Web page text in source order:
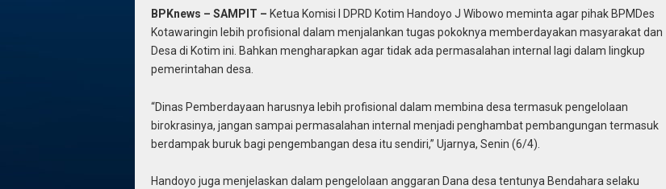
BPKnews – SAMPIT – Ketua Komisi I DPRD Kotim Handoyo J Wibowo meminta agar pihak BPMDes
Kotawaringin lebih profisional dalam menjalankan tugas pokoknya memberdayakan masyarakat dan
Desa di Kotim ini. Bahkan mengharapkan agar tidak ada permasalahan internal lagi dalam lingkup
pemerintahan desa.
“Dinas Pemberdayaan harusnya lebih profisional dalam membina desa termasuk pengelolaan
birokrasinya, jangan sampai permasalahan internal menjadi penghambat pembangungan termasuk
berdampak buruk bagi pengembangan desa itu sendiri,” Ujarnya, Senin (6/4).
Handoyo juga menjelaskan dalam pengelolaan anggaran Dana desa tentunya Bendahara selaku